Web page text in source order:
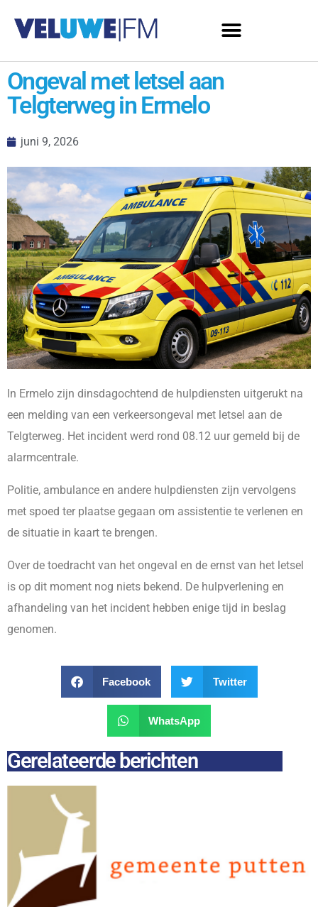
Ongeval met letsel aan
Telgterweg in Ermelo
juni 9, 2026
In Ermelo zijn dinsdagochtend de hulpdiensten uitgerukt na
een melding van een verkeersongeval met letsel aan de
Telgterweg. Het incident werd rond 08.12 uur gemeld bij de
alarmcentrale.
Politie, ambulance en andere hulpdiensten zijn vervolgens
met spoed ter plaatse gegaan om assistentie te verlenen en
de situatie in kaart te brengen.
Over de toedracht van het ongeval en de ernst van het letsel
is op dit moment nog niets bekend. De hulpverlening en
afhandeling van het incident hebben enige tijd in beslag
genomen.
Facebook Twitter
WhatsApp
Gerelateerde berichten